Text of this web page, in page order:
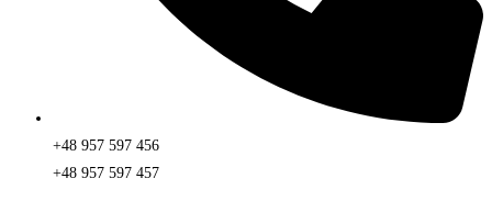
+48 957 597 456
+48 957 597 457